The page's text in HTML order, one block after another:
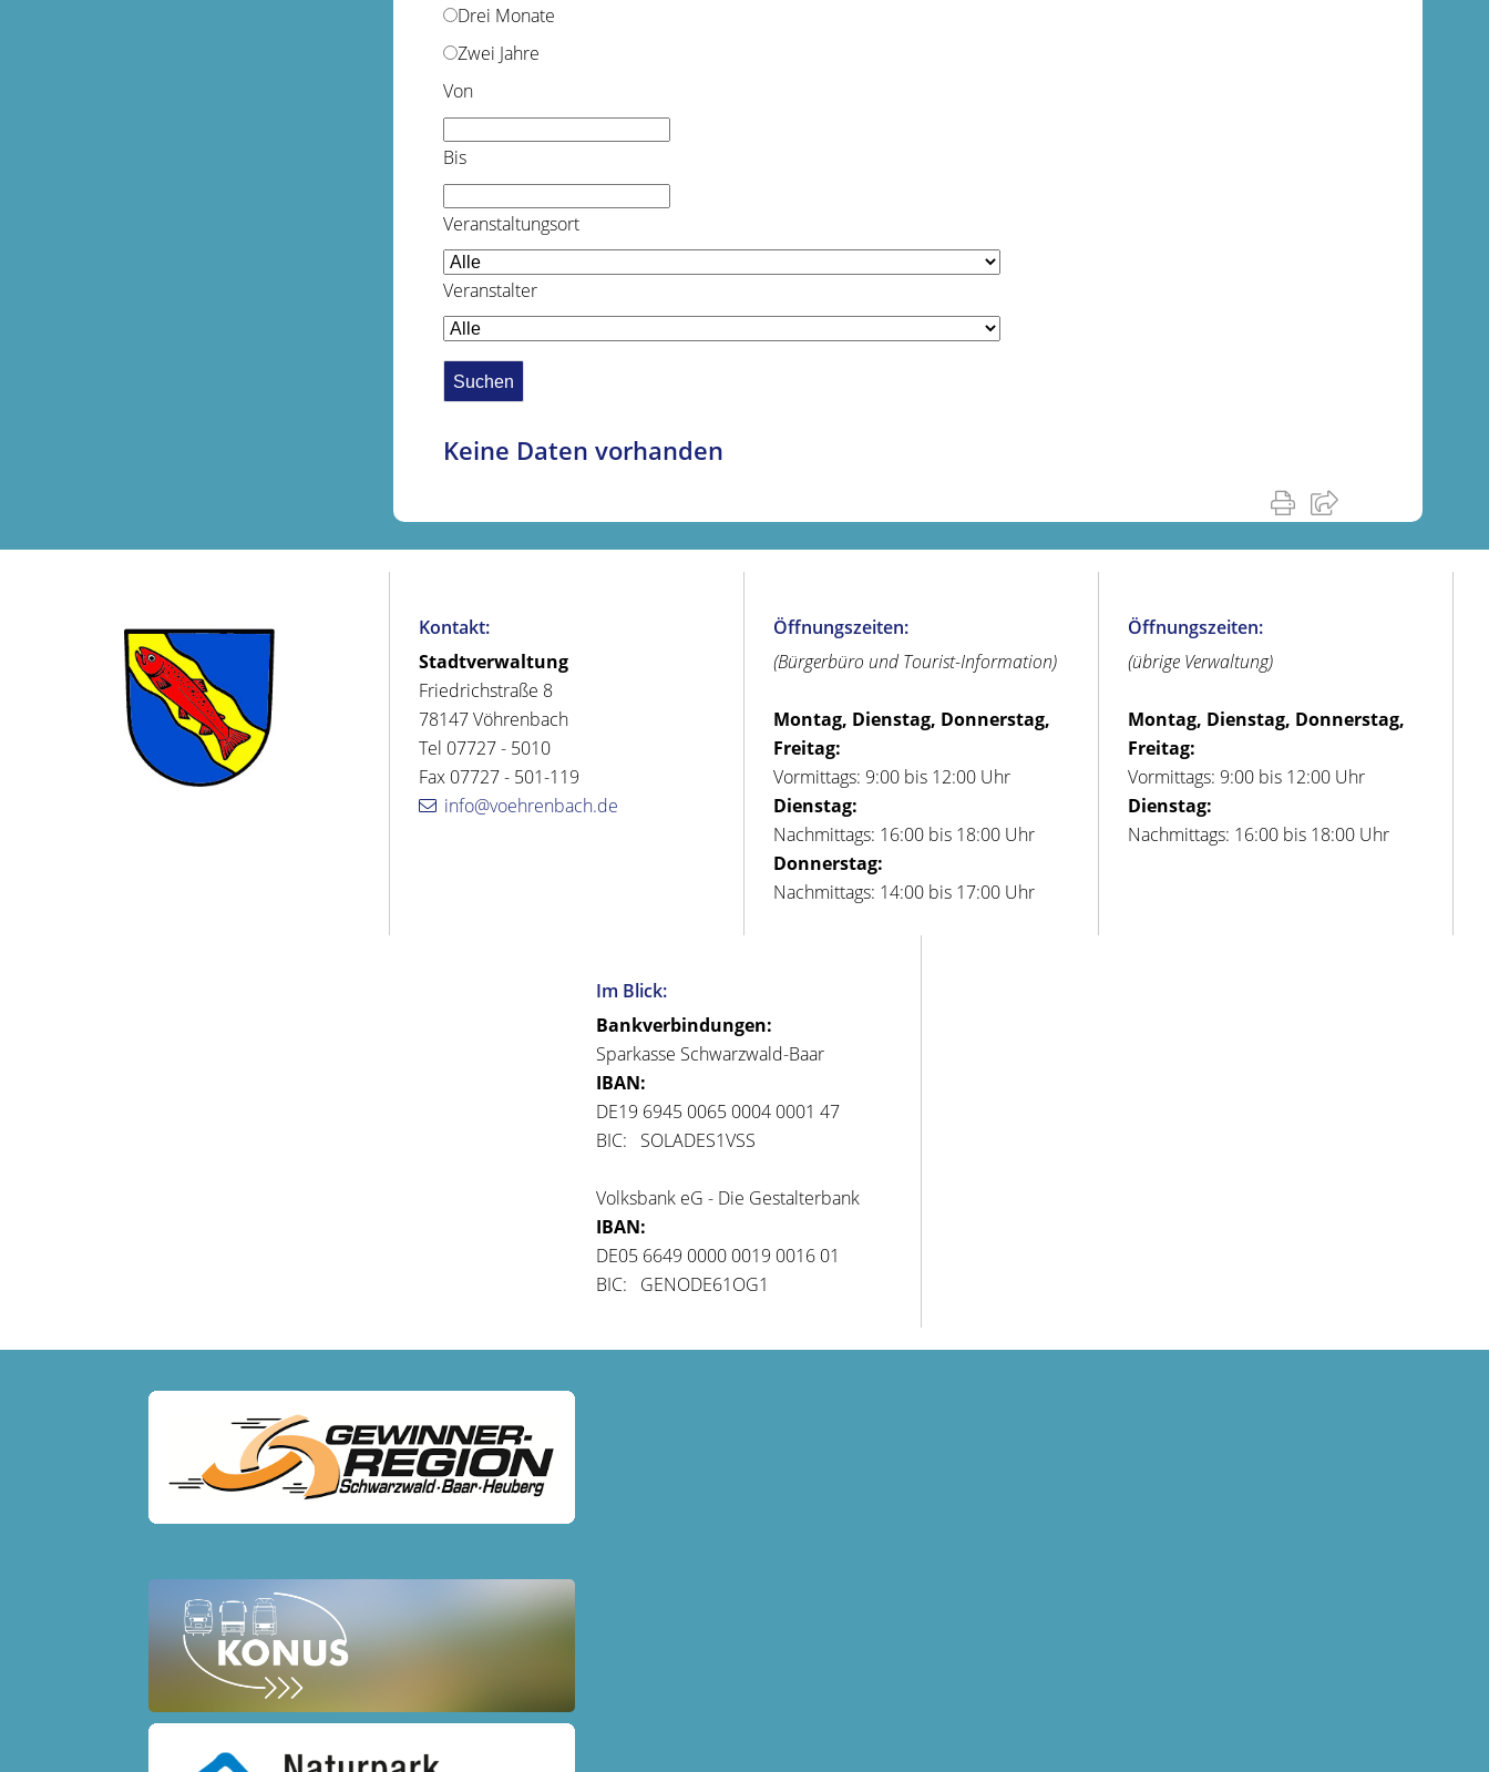
Drei Monate
Zwei Jahre
Von
Bis
Veranstaltungsort
Veranstalter
Keine Daten vorhanden
Kontakt:
Stadtverwaltung
Friedrichstraße 8
78147 Vöhrenbach
Tel 07727 - 5010
Fax 07727 - 501-119
info@voehrenbach.de
Öffnungszeiten:
(Bürgerbüro und Tourist-Information)
Montag, Dienstag, Donnerstag,
Freitag:
Vormittags: 9:00 bis 12:00 Uhr
Dienstag:
Nachmittags: 16:00 bis 18:00 Uhr
Donnerstag:
Nachmittags: 14:00 bis 17:00 Uhr
Öffnungszeiten:
(übrige Verwaltung)
Montag, Dienstag, Donnerstag,
Freitag:
Vormittags: 9:00 bis 12:00 Uhr
Dienstag:
Nachmittags: 16:00 bis 18:00 Uhr
Im Blick:
Bankverbindungen:
Sparkasse Schwarzwald-Baar
IBAN:
DE19 6945 0065 0004 0001 47
BIC: SOLADES1VSS
Volksbank eG - Die Gestalterbank
IBAN:
DE05 6649 0000 0019 0016 01
BIC: GENODE61OG1